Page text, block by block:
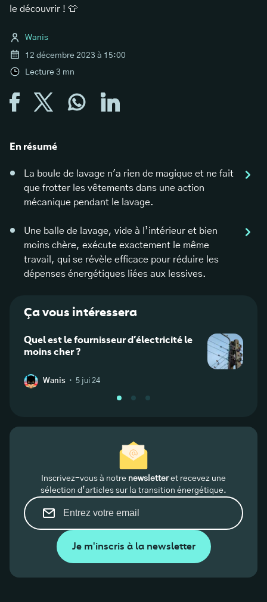
le découvrir ! 👕
Wanis
12 décembre 2023 à 15:00
Lecture 3 mn
En résumé
La boule de lavage n'a rien de magique et ne fait
que frotter les vêtements dans une action
mécanique pendant le lavage.
Une balle de lavage, vide à l’intérieur et bien
moins chère, exécute exactement le même
travail, qui se révèle efficace pour réduire les
dépenses énergétiques liées aux lessives.
Ça vous intéressera
Quel est le fournisseur d’électricité le
moins cher ?
Wanis · 5 jui 24
Inscrivez-vous à notre newsletteret recevez une
sélection d’articles sur la transition énergétique.
Je m'inscris à la newsletter